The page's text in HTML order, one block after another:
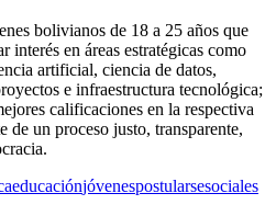
bolivianos de 18 a 25 años que
interés en áreas estratégicas como
artificial, ciencia de datos,
e infraestructura tecnológica;
calificaciones en la respectiva
de un proceso justo, transparente,
educaciónjóvenespostularsesociales